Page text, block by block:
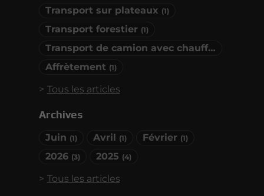
Transport sur plateaux (1)
Transport forestier (1)
Transport de camion avec chauffeur
Affrètement (1)
Tous les articles
Archives
Juin (1) Avril (1) Février (1)
2026 (3) 2025 (4)
Tous les articles